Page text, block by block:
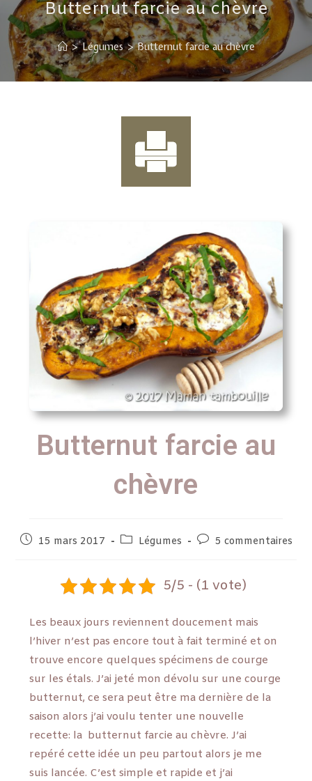
Butternut farcie au chèvre
> Légumes > Butternut farcie au chèvre
Butternut farcie au
chèvre
15 mars 2017 Légumes 5 commentaires
5/5 - (1 vote)
Les beaux jours reviennent doucement mais
l’hiver n’est pas encore tout à fait terminé et on
trouve encore quelques spécimens de courge
sur les étals. J’ai jeté mon dévolu sur une courge
butternut, ce sera peut être ma dernière de la
saison alors j’ai voulu tenter une nouvelle
recette: la butternut farcie au chèvre. J’ai
repéré cette idée un peu partout alors je me
suis lancée. C’est simple et rapide et j’ai